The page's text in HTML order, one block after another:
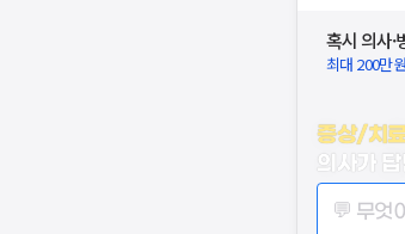
혹시 의사
최대 200만
증상/치
의사가
💬 무엇